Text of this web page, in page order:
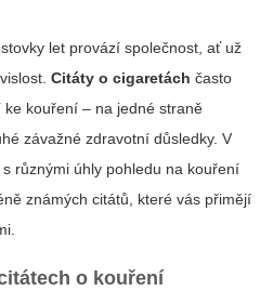
let provází společnost, ať už
Citáty o cigaretách často
kouření – na jedné straně
závažné zdravotní důsledky. V
různými úhly pohledu na kouření
známých citátů, které vás přimějí
o kouření